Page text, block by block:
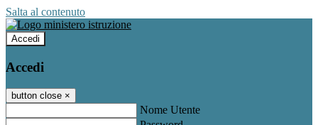
Salta al contenuto
Accedi
Accedi
button close ×
Nome Utente